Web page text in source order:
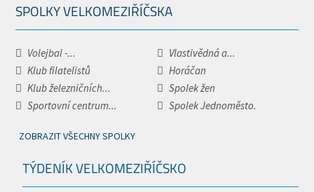
SPOLKY VELKOMEZIŘÍČSKA
Volejbal -...
Vlastivědná a...
Klub filatelistů
Horáčan
Klub železničních...
Spolek žen
Sportovní centrum...
Spolek Jednoměsto.
ZOBRAZIT VŠECHNY SPOLKY
TÝDENÍK VELKOMEZIŘÍČSKO